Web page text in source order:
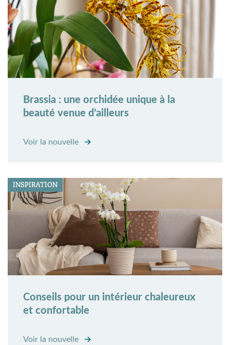
Brassia : une orchidée unique à la
beauté venue d’ailleurs
Voir la nouvelle
INSPIRATION
Conseils pour un intérieur chaleureux
et confortable
Voir la nouvelle